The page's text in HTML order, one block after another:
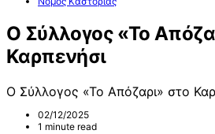
Ο Σύλλογος «Το
Καρπενήσι
Ο Σύλλογος «Το Απόζαρι» στο
02/12/2025
1 minute read